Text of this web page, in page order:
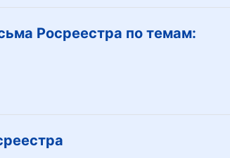
Росреестра по темам: